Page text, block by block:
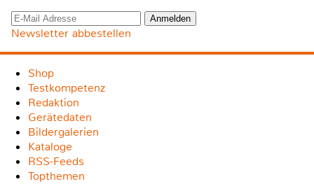
Newsletter abbestellen
Shop
Testkompetenz
Redaktion
Gerätedaten
Bildergalerien
Kataloge
RSS-Feeds
Topthemen